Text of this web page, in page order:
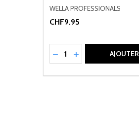
WELLA PROFESSIONALS
CHF9.95
Quantité:
RÉDUIRE LA QUANTITÉ
AUGMENTER LA